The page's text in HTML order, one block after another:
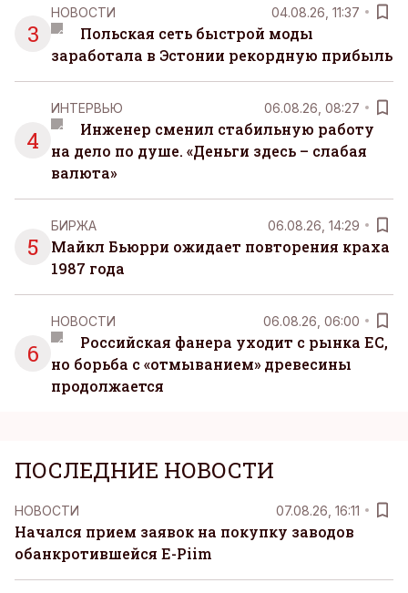
3
НОВОСТИ 04.08.26, 11:37
Польская сеть быстрой моды
заработала в Эстонии рекордную прибыль
4
ИНТЕРВЬЮ 06.08.26, 08:27
Инженер сменил стабильную работу
на дело по душе. «Деньги здесь – слабая
валюта»
5
БИРЖА 06.08.26, 14:29
Майкл Бьюрри ожидает повторения краха
1987 года
6
НОВОСТИ 06.08.26, 06:00
Российская фанера уходит с рынка ЕС,
но борьба с «отмыванием» древесины
продолжается
ПОСЛЕДНИЕ НОВОСТИ
НОВОСТИ 07.08.26, 16:11
Начался прием заявок на покупку заводов
обанкротившейся E-Piim